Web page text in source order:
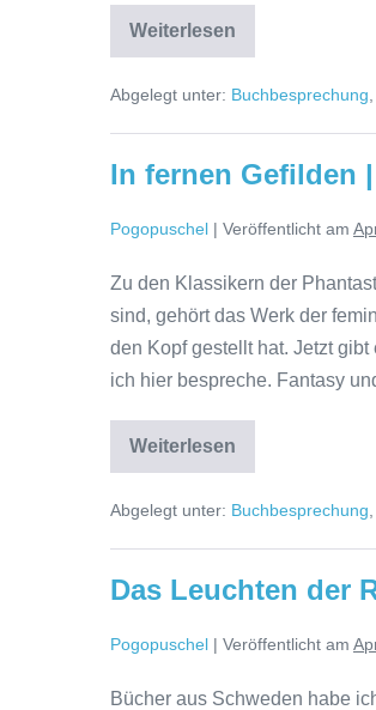
Weiterlesen
1982
|
Joo
Abgelegt unter: Buchbesprechung
In fernen Gefilden
Pogopuschel | Veröffentlicht am
Zu den Klassikern der
sind, gehört das Werk der
den Kopf gestellt hat. Jetzt
ich hier bespreche. Fantasy
Weiterlesen
|
Joanna
Abgelegt unter: Buchbesprechung
Das Leuchten der
Pogopuschel | Veröffentlicht am
Bücher aus Schweden habe